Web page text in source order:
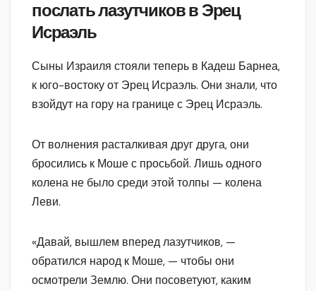
послать лазутчиков в Эрец
Исраэль
Сыны Израиля стояли теперь в Кадеш Барнеа,
к юго-востоку от Эрец Исраэль. Они знали, что
взойдут на гору на границе с Эрец Исраэль.
От волнения расталкивая друг друга, они
бросились к Моше с просьбой. Лишь одного
колена не было среди этой толпы — колена
Леви.
«Давай, вышлем вперед лазутчиков, —
обратился народ к Моше, — чтобы они
осмотрели Землю. Они посоветуют, каким